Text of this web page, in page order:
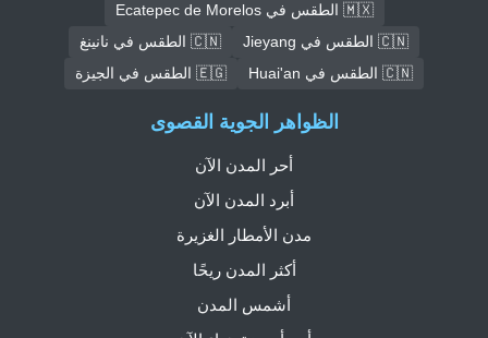
🇲🇽 الطقس في Ecatepec de Morelos
🇨🇳 الطقس في Jieyang
🇨🇳 الطقس في نانينغ
🇨🇳 الطقس في Huai'an
🇪🇬 الطقس في الجيزة
الظواهر الجوية القصوى
أحر المدن الآن
أبرد المدن الآن
مدن الأمطار الغزيرة
أكثر المدن ريحًا
أشمس المدن